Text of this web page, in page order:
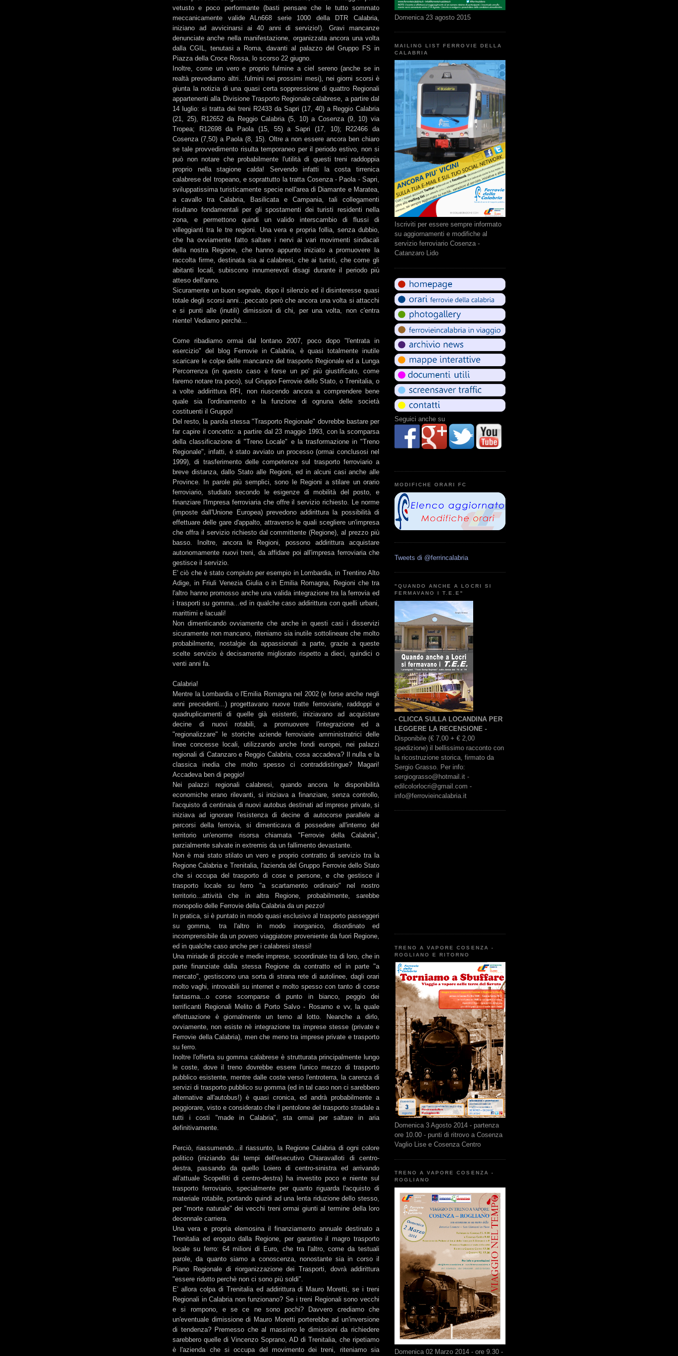
vetusto e poco performante (basti pensare che le tutto sommato
meccanicamente valide ALn668 serie 1000 della DTR Calabria,
iniziano ad avvicinarsi ai 40 anni di servizio!). Gravi mancanze
denunciate anche nella manifestazione, organizzata ancora una volta
dalla CGIL, tenutasi a Roma, davanti al palazzo del Gruppo FS in
Piazza della Croce Rossa, lo scorso 22 giugno.
Inoltre, come un vero e proprio fulmine a ciel sereno (anche se in
realtà prevediamo altri...fulmini nei prossimi mesi), nei giorni scorsi è
giunta la notizia di una quasi certa soppressione di quattro Regionali
appartenenti alla Divisione Trasporto Regionale calabrese, a partire dal
14 luglio: si tratta dei treni R2433 da Sapri (17, 40) a Reggio Calabria
(21, 25), R12652 da Reggio Calabria (5, 10) a Cosenza (9, 10) via
Tropea; R12698 da Paola (15, 55) a Sapri (17, 10); R22466 da
Cosenza (7,50) a Paola (8, 15). Oltre a non essere ancora ben chiaro
se tale provvedimento risulta temporaneo per il periodo estivo, non si
può non notare che probabilmente l'utilità di questi treni raddoppia
proprio nella stagione calda! Servendo infatti la costa tirrenica
calabrese del tropeano, e soprattutto la tratta Cosenza - Paola - Sapri,
sviluppatissima turisticamente specie nell'area di Diamante e Maratea,
a cavallo tra Calabria, Basilicata e Campania, tali collegamenti
risultano fondamentali per gli spostamenti dei turisti residenti nella
zona, e permettono quindi un valido interscambio di flussi di
villeggianti tra le tre regioni. Una vera e propria follia, senza dubbio,
che ha ovviamente fatto saltare i nervi ai vari movimenti sindacali
della nostra Regione, che hanno appunto iniziato a promuovere la
raccolta firme, destinata sia ai calabresi, che ai turisti, che come gli
abitanti locali, subiscono innumerevoli disagi durante il periodo più
atteso dell'anno.
Sicuramente un buon segnale, dopo il silenzio ed il disinteresse quasi
totale degli scorsi anni...peccato però che ancora una volta si attacchi
e si punti alle (inutili) dimissioni di chi, per una volta, non c'entra
niente! Vediamo perchè...
Come ribadiamo ormai dal lontano 2007, poco dopo "l'entrata in
esercizio" del blog Ferrovie in Calabria, è quasi totalmente inutile
scaricare le colpe delle mancanze del trasporto Regionale ed a Lunga
Percorrenza (in questo caso è forse un po' più giustificato, come
faremo notare tra poco), sul Gruppo Ferrovie dello Stato, o Trenitalia, o
a volte addirittura RFI, non riuscendo ancora a comprendere bene
quale sia l'ordinamento e la funzione di ognuna delle società
costituenti il Gruppo!
Del resto, la parola stessa "Trasporto Regionale" dovrebbe bastare per
far capire il concetto: a partire dal 23 maggio 1993, con la scomparsa
della classificazione di "Treno Locale" e la trasformazione in "Treno
Regionale", infatti, è stato avviato un processo (ormai conclusosi nel
1999), di trasferimento delle competenze sul trasporto ferroviario a
breve distanza, dallo Stato alle Regioni, ed in alcuni casi anche alle
Province. In parole più semplici, sono le Regioni a stilare un orario
ferroviario, studiato secondo le esigenze di mobilità del posto, e
finanziare l'Impresa ferroviaria che offre il servizio richiesto. Le norme
(imposte dall'Unione Europea) prevedono addirittura la possibilità di
effettuare delle gare d'appalto, attraverso le quali scegliere un'impresa
che offra il servizio richiesto dal committente (Regione), al prezzo più
basso. Inoltre, ancora le Regioni, possono addirittura acquistare
autonomamente nuovi treni, da affidare poi all'impresa ferroviaria che
gestisce il servizio.
E' ciò che è stato compiuto per esempio in Lombardia, in Trentino Alto
Adige, in Friuli Venezia Giulia o in Emilia Romagna, Regioni che tra
l'altro hanno promosso anche una valida integrazione tra la ferrovia ed
i trasporti su gomma...ed in qualche caso addirittura con quelli urbani,
marittimi e lacuali!
Non dimenticando ovviamente che anche in questi casi i disservizi
sicuramente non mancano, riteniamo sia inutile sottolineare che molto
probabilmente, nostalgie da appassionati a parte, grazie a queste
scelte servizio è decisamente migliorato rispetto a dieci, quindici o
venti anni fa.
Calabria!
Mentre la Lombardia o l'Emilia Romagna nel 2002 (e forse anche negli
anni precedenti...) progettavano nuove tratte ferroviarie, raddoppi e
quadruplicamenti di quelle già esistenti, iniziavano ad acquistare
decine di nuovi rotabili, a promuovere l'integrazione ed a
"regionalizzare" le storiche aziende ferroviarie amministratrici delle
linee concesse locali, utilizzando anche fondi europei, nei palazzi
regionali di Catanzaro e Reggio Calabria, cosa accadeva? Il nulla e la
classica inedia che molto spesso ci contraddistingue? Magari!
Accadeva ben di peggio!
Nei palazzi regionali calabresi, quando ancora le disponibilità
economiche erano rilevanti, si iniziava a finanziare, senza controllo,
l'acquisto di centinaia di nuovi autobus destinati ad imprese private, si
iniziava ad ignorare l'esistenza di decine di autocorse parallele ai
percorsi della ferrovia, si dimenticava di possedere all'interno del
territorio un'enorme risorsa chiamata "Ferrovie della Calabria",
parzialmente salvate in extremis da un fallimento devastante.
Non è mai stato stilato un vero e proprio contratto di servizio tra la
Regione Calabria e Trenitalia, l'azienda del Gruppo Ferrovie dello Stato
che si occupa del trasporto di cose e persone, e che gestisce il
trasporto locale su ferro "a scartamento ordinario" nel nostro
territorio...attività che in altra Regione, probabilmente, sarebbe
monopolio delle Ferrovie della Calabria da un pezzo!
In pratica, si è puntato in modo quasi esclusivo al trasporto passeggeri
su gomma, tra l'altro in modo inorganico, disordinato ed
incomprensibile da un povero viaggiatore proveniente da fuori Regione,
ed in qualche caso anche per i calabresi stessi!
Una miriade di piccole e medie imprese, scoordinate tra di loro, che in
parte finanziate dalla stessa Regione da contratto ed in parte "a
mercato", gestiscono una sorta di strana rete di autolinee, dagli orari
molto vaghi, introvabili su internet e molto spesso con tanto di corse
fantasma...o corse scomparse di punto in bianco, peggio dei
terrificanti Regionali Melito di Porto Salvo - Rosarno e vv, la quale
effettuazione è giornalmente un terno al lotto. Neanche a dirlo,
ovviamente, non esiste nè integrazione tra imprese stesse (private e
Ferrovie della Calabria), men che meno tra imprese private e trasporto
su ferro.
Inoltre l'offerta su gomma calabrese è strutturata principalmente lungo
le coste, dove il treno dovrebbe essere l'unico mezzo di trasporto
pubblico esistente, mentre dalle coste verso l'entroterra, la carenza di
servizi di trasporto pubblico su gomma (ed in tal caso non ci sarebbero
alternative all'autobus!) è quasi cronica, ed andrà probabilmente a
peggiorare, visto e considerato che il pentolone del trasporto stradale a
tutti i costi "made in Calabria", sta ormai per saltare in aria
definitivamente.
Perciò, riassumendo...il riassunto, la Regione Calabria di ogni colore
politico (iniziando dai tempi dell'esecutivo Chiaravalloti di centro-
destra, passando da quello Loiero di centro-sinistra ed arrivando
all'attuale Scopelliti di centro-destra) ha investito poco e niente sul
trasporto ferroviario, specialmente per quanto riguarda l'acquisto di
materiale rotabile, portando quindi ad una lenta riduzione dello stesso,
per "morte naturale" dei vecchi treni ormai giunti al termine della loro
decennale carriera.
Una vera e propria elemosina il finanziamento annuale destinato a
Trenitalia ed erogato dalla Regione, per garantire il magro trasporto
locale su ferro: 64 milioni di Euro, che tra l'altro, come da testuali
parole, da quanto siamo a conoscenza, nonostante sia in corso il
Piano Regionale di riorganizzazione dei Trasporti, dovrà addirittura
"essere ridotto perchè non ci sono più soldi".
E' allora colpa di Trenitalia ed addirittura di Mauro Moretti, se i treni
Regionali in Calabria non funzionano? Se i treni Regionali sono vecchi
e si rompono, e se ce ne sono pochi? Davvero crediamo che
un'eventuale dimissione di Mauro Moretti porterebbe ad un'inversione
di tendenza? Premesso che al massimo le dimissioni da richiedere
sarebbero quelle di Vincenzo Soprano, AD di Trenitalia, che ripetiamo
è l'azienda che si occupa del movimento dei treni, riteniamo sia
Domenica 23 agosto 2015
MAILING LIST FERROVIE DELLA
CALABRIA
Iscriviti per essere sempre informato
su aggiornamenti e modifiche al
servizio ferroviario Cosenza -
Catanzaro Lido
Seguici anche su
MODIFICHE ORARI FC
Tweets di @ferrincalabria
"QUANDO ANCHE A LOCRI SI
FERMAVANO I T.E.E"
- CLICCA SULLA LOCANDINA PER
LEGGERE LA RECENSIONE -
Disponibile (€ 7,00 + € 2,00
spedizione) il bellissimo racconto con
la ricostruzione storica, firmato da
Sergio Grasso. Per info:
sergiograsso@hotmail.it -
edilcolorlocri@gmail.com -
info@ferrovieincalabria.it
TRENO A VAPORE COSENZA -
ROGLIANO E RITORNO
Domenica 3 Agosto 2014 - partenza
ore 10.00 - punti di ritrovo a Cosenza
Vaglio Lise e Cosenza Centro
TRENO A VAPORE COSENZA -
ROGLIANO
Domenica 02 Marzo 2014 - ore 9.30 -